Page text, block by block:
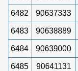
6482 90637333
6483 90638889
6484 90639000
6485 90641131